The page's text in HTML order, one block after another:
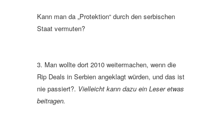
Kann man da „Protektion“ durch den serbischen
Staat vermuten?
3. Man wollte dort 2010 weitermachen, wenn die
Rip Deals in Serbien angeklagt würden, und das ist
nie passiert?. Vielleicht kann dazu ein Leser etwas
beitragen.